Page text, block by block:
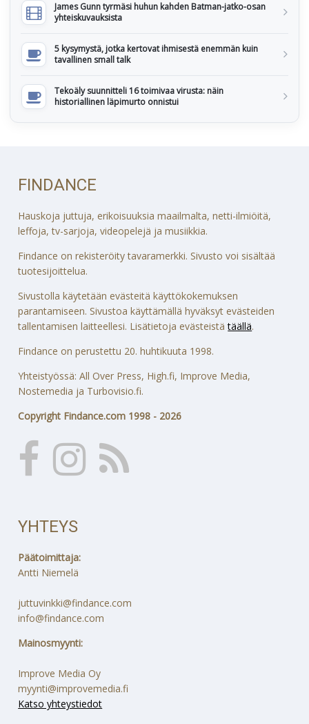
James Gunn tyrmäsi huhun kahden Batman-jatko-osan
yhteiskuvauksista
5 kysymystä, jotka kertovat ihmisestä enemmän kuin
tavallinen small talk
Tekoäly suunnitteli 16 toimivaa virusta: näin
historiallinen läpimurto onnistui
FINDANCE
Hauskoja juttuja, erikoisuuksia maailmalta, netti-ilmiöitä,
leffoja, tv-sarjoja, videopelejä ja musiikkia.
Findance on rekisteröity tavaramerkki. Sivusto voi sisältää
tuotesijoittelua.
Sivustolla käytetään evästeitä käyttökokemuksen
parantamiseen. Sivustoa käyttämällä hyväksyt evästeiden
tallentamisen laitteellesi. Lisätietoja evästeistätäällä.
Findance on perustettu 20. huhtikuuta 1998.
Yhteistyössä: All Over Press, High.fi, Improve Media,
Nostemedia ja Turbovisio.fi.
Copyright Findance.com 1998 - 2026
YHTEYS
Päätoimittaja:
Antti Niemelä
juttuvinkki@findance.com
info@findance.com
Mainosmyynti:
Improve Media Oy
myynti@improvemedia.fi
Katso yhteystiedot